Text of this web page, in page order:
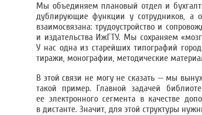
Мы объединяем плановый отдел и
дублирующие функции у сотрудников, а
взаимосвязана: трудоустройство и
и издательства ИжГТУ. Мы сохраняем
У нас одна из старейших типографий
тиражи, монографии, методические
В этой связи не могу не сказать — мы
такой пример. Главной задачей
ее электронного сегмента в качестве
в дистанте. Значит, для этой структуры